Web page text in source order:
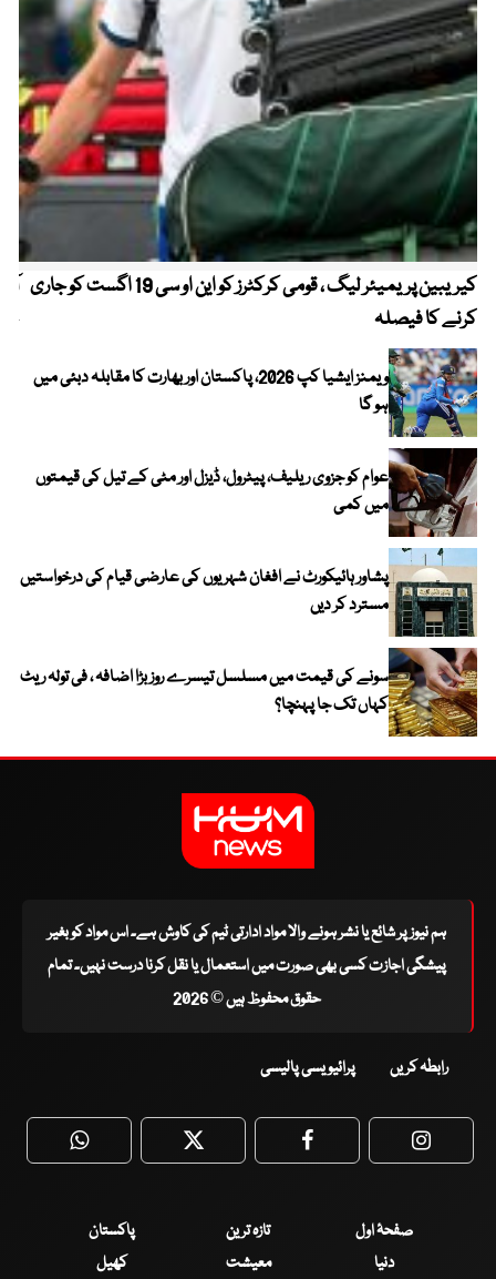
کیریبین پریمیئر لیگ ، قومی کرکٹرز کو این او سی 19 اگست کو جاری
کرنے کا فیصلہ
ویمنز ایشیا کپ 2026، پاکستان اور بھارت کا مقابلہ دبئی میں
ہو گا
عوام کو جزوی ریلیف، پیٹرول، ڈیزل اور مٹی کے تیل کی قیمتوں
میں کمی
پشاور ہائیکورٹ نے افغان شہریوں کی عارضی قیام کی درخواستیں
مسترد کر دیں
سونے کی قیمت میں مسلسل تیسرے روز بڑا اضافہ ، فی تولہ ریٹ
کہاں تک جا پہنچا؟
ہم نیوز پر شائع یا نشر ہونے والا مواد ادارتی ٹیم کی کاوش ہے۔ اس مواد کو بغیر
پیشگی اجازت کسی بھی صورت میں استعمال یا نقل کرنا درست نہیں۔ تمام
حقوق محفوظ ہیں © 2026
رابطہ کریں پرائیویسی پالیسی
WhatsApp Twitter Facebook
صفحۂ اول تازہ ترین
پاکستان
دنیا
معیشت کھیل